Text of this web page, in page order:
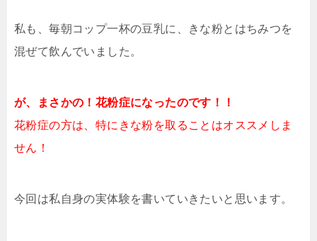
私も、毎朝コップ一杯の豆乳に、きな粉とはちみつを
混ぜて飲んでいました。
が、まさかの！花粉症になったのです！！
花粉症の方は、特にきな粉を取ることはオススメしま
せん！
今回は私自身の実体験を書いていきたいと思います。